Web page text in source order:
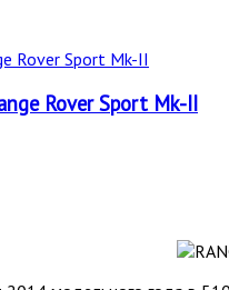
Rover Sport Mk-II